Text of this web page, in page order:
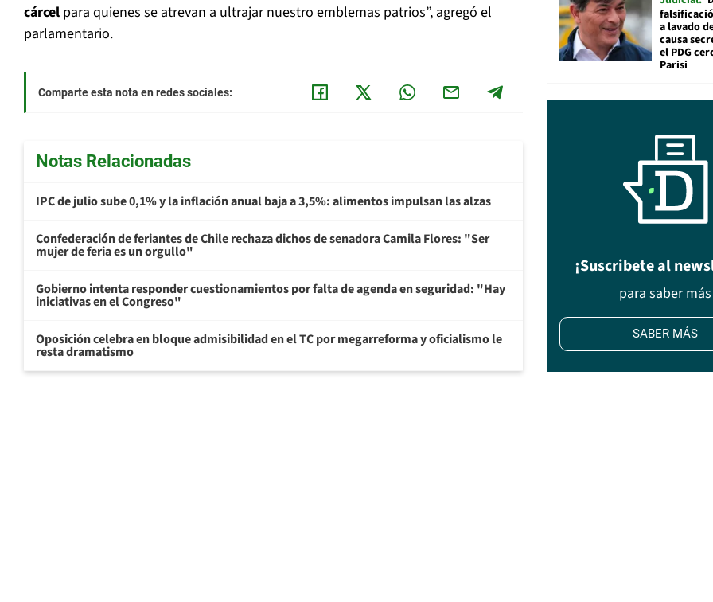
cárcel para quienes se atrevan a ultrajar nuestro emblemas patrios”, agregó el
parlamentario.
Comparte esta nota en redes sociales:
Notas Relacionadas
IPC de julio sube 0,1% y la inflación anual baja a 3,5%: alimentos impulsan las alzas
Confederación de feriantes de Chile rechaza dichos de senadora Camila Flores: "Ser
mujer de feria es un orgullo"
Gobierno intenta responder cuestionamientos por falta de agenda en seguridad: "Hay
iniciativas en el Congreso"
Oposición celebra en bloque admisibilidad en el TC por megarreforma y oficialismo le
resta dramatismo
a lavado
causa
el PDG
Parisi
¡Suscribete al
para saber más
SABER MÁS